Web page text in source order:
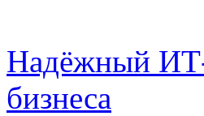
Надёжный ИТ-
бизнеса